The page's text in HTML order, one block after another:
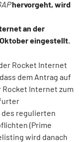
hervorgeht, wird
an der
eingestellt.
Rocket Internet
dem Antrag auf
Internet zum
regulierten
(Prime
wird danach